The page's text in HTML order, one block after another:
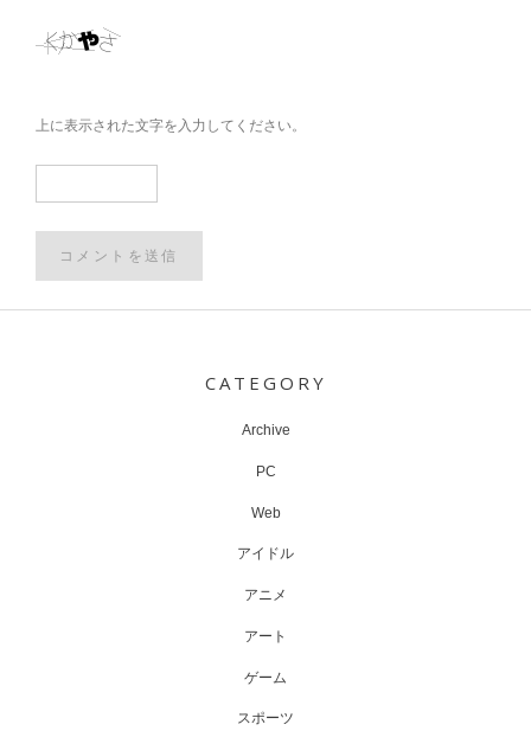
上に表示された文字を入力してください。
CATEGORY
Archive
PC
Web
アイドル
アニメ
アート
ゲーム
スポーツ